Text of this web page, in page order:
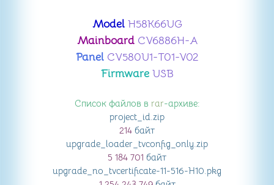
ModelH58K66UG
MainboardCV6886H-A
Panel CV580U1-T01-V02
FirmwareUSB
Список файлов в rar-архиве:
project_id.zip
214 байт
upgrade_loader_tvconfig_only.zip
5 184 701 байт
upgrade_no_tvcertificate-11-516-H10.pkg